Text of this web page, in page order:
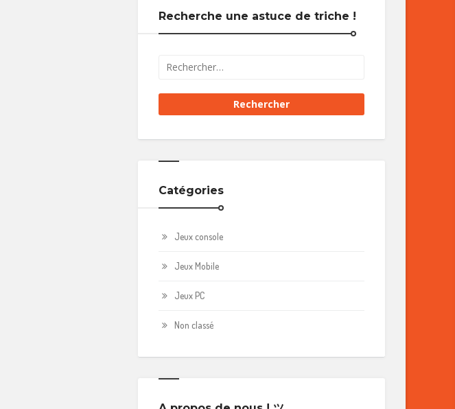
Recherche une astuce de triche !
Catégories
Jeux console
Jeux Mobile
Jeux PC
Non classé